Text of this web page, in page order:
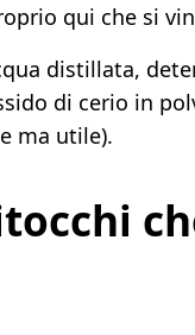
qui che si
distillata,
di cerio in
ma utile).